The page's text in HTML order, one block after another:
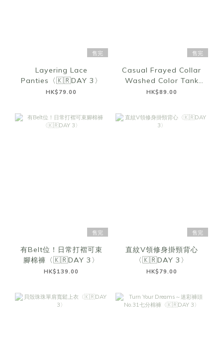
售完
Layering Lace
Panties〈🇰🇷DAY 3〉
HK$79.00
售完
Casual Frayed Collar
Washed Color Tank
Top〈🇰🇷DAY 3〉
HK$89.00
售完
有Belt位！日常打褶可束
腳棉褲〈🇰🇷DAY 3〉
HK$139.00
售完
直紋V領修身掛頸背心
〈🇰🇷DAY 3〉
HK$79.00